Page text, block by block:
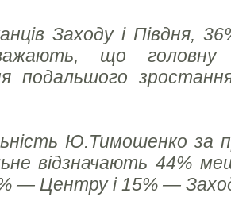
Заходу і Півдня,
що головну
подальшого
Ю.Тимошенко за
відзначають 44%
— Центру і 15% —